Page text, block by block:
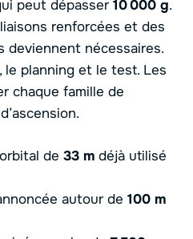
peut dépasser 10 000 g.
renforcées et des
deviennent nécessaires.
le planning et le test. Les
chaque famille de
de 33 m déjà utilisé
autour de 100 m